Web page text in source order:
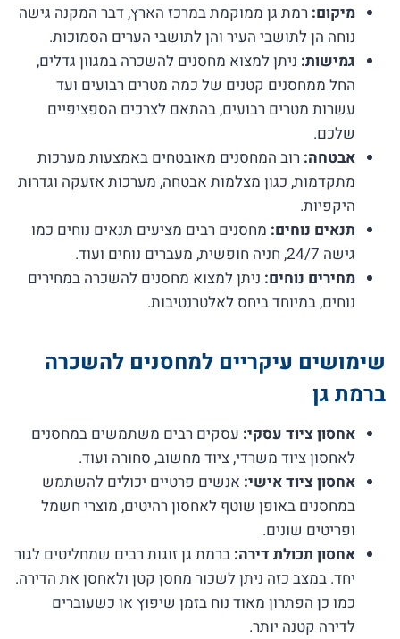
מיקום: רמת גן ממוקמת במרכז הארץ, דבר המקנה גישה
נוחה הן לתושבי העיר והן לתושבי הערים הסמוכות.
גמישות: ניתן למצוא מחסנים להשכרה במגוון גדלים,
החל ממחסנים קטנים של כמה מטרים רבועים ועד
עשרות מטרים רבועים, בהתאם לצרכים הספציפיים
שלכם.
אבטחה: רוב המחסנים מאובטחים באמצעות מערכות
מתקדמות, כגון מצלמות אבטחה, מערכות אזעקה וגדרות
היקפיות.
תנאים נוחים: מחסנים רבים מציעים תנאים נוחים כמו
גישה 24/7, חניה חופשית, מעברים נוחים ועוד.
מחירים נוחים: ניתן למצוא מחסנים להשכרה במחירים
נוחים, במיוחד ביחס לאלטרנטיבות.
שימושים עיקריים למחסנים להשכרה
ברמת גן
אחסון ציוד עסקי: עסקים רבים משתמשים במחסנים
לאחסון ציוד משרדי, ציוד מחשוב, סחורה ועוד.
אחסון ציוד אישי: אנשים פרטיים יכולים להשתמש
במחסנים באופן שוטף לאחסון רהיטים, מוצרי חשמל
ופריטים שונים.
אחסון תכולת דירה: ברמת גן זוגות רבים שמחליטים לגור
יחד. במצב כזה ניתן לשכור מחסן קטן ולאחסן את הדירה.
כמו כן הפתרון מאוד נוח בזמן שיפוץ או כשעוברים
לדירה קטנה יותר.